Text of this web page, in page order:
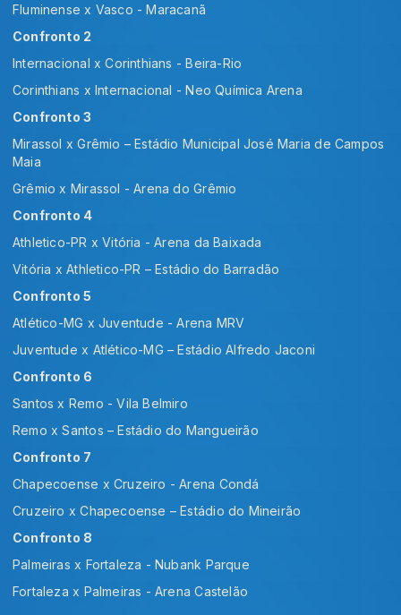
Fluminense x Vasco - Maracanã
Confronto 2
Internacional x Corinthians - Beira-Rio
Corinthians x Internacional - Neo Química Arena
Confronto 3
Mirassol x Grêmio – Estádio Municipal José Maria de Campos
Maia
Grêmio x Mirassol - Arena do Grêmio
Confronto 4
Athletico-PR x Vitória - Arena da Baixada
Vitória x Athletico-PR – Estádio do Barradão
Confronto 5
Atlético-MG x Juventude - Arena MRV
Juventude x Atlético-MG – Estádio Alfredo Jaconi
Confronto 6
Santos x Remo - Vila Belmiro
Remo x Santos – Estádio do Mangueirão
Confronto 7
Chapecoense x Cruzeiro - Arena Condá
Cruzeiro x Chapecoense – Estádio do Mineirão
Confronto 8
Palmeiras x Fortaleza - Nubank Parque
Fortaleza x Palmeiras - Arena Castelão